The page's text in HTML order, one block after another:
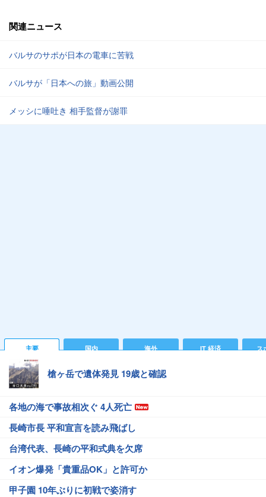
関連ニュース
バルサのサポが日本の電車に苦戦
バルサが「日本への旅」動画公開
メッシに唾吐き 相手監督が謝罪
主要 国内 海外 IT 経済 ス
槍ヶ岳で遺体発見 19歳と確認
各地の海で事故相次ぐ 4人死亡
長崎市長 平和宣言を読み飛ばし
台湾代表、長崎の平和式典を欠席
イオン爆発「貴重品OK」と許可か
甲子園 10年ぶりに初戦で姿消す